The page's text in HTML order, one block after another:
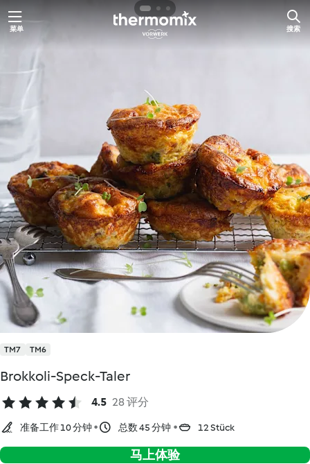
跳菜单 搜索
TM7 TM6
Brokkoli-Speck-Taler
4.5 28 评分
准备工作 10 分钟 总数 45 分钟 12 Stück
马上体验